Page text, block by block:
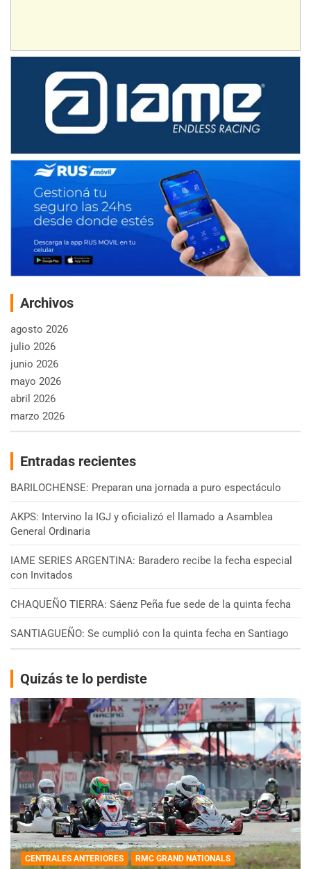
Archivos
agosto 2026
julio 2026
junio 2026
mayo 2026
abril 2026
marzo 2026
Entradas recientes
BARILOCHENSE: Preparan una jornada a puro espectáculo
AKPS: Intervino la IGJ y oficializó el llamado a Asamblea
General Ordinaria
IAME SERIES ARGENTINA: Baradero recibe la fecha especial
con Invitados
CHAQUEÑO TIERRA: Sáenz Peña fue sede de la quinta fecha
SANTIAGUEÑO: Se cumplió con la quinta fecha en Santiago
Quizás te lo perdiste
CENTRALES ANTERIORES RMC GRAND NATIONALS